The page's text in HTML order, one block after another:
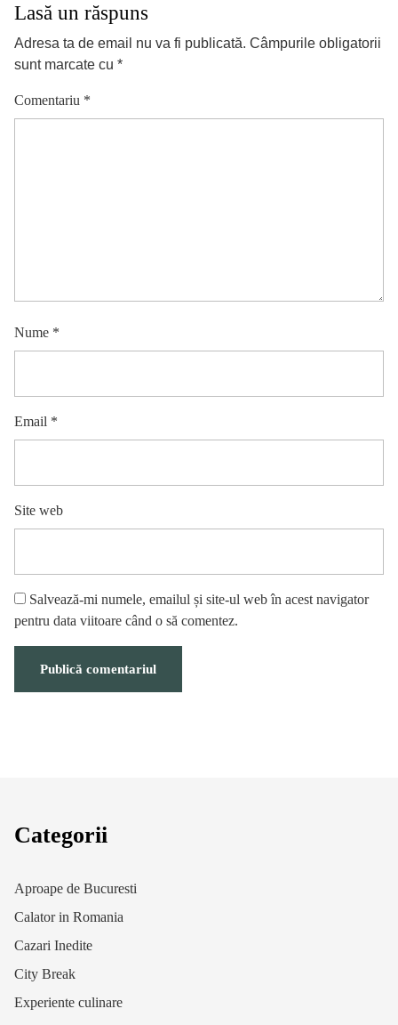
Lasă un răspuns
Adresa ta de email nu va fi publicată. Câmpurile obligatorii
sunt marcate cu *
Comentariu *
Nume *
Email *
Site web
Salvează-mi numele, emailul și site-ul web în acest navigator
pentru data viitoare când o să comentez.
Categorii
Aproape de Bucuresti
Calator in Romania
Cazari Inedite
City Break
Experiente culinare